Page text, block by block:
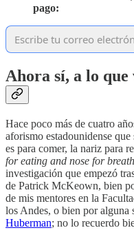
pago:
Ahora sí, a lo que
Hace poco más de cuatro
aforismo estadounidense
es para comer, la nariz para
for eating and nose for
investigación que empezó
de Patrick McKeown, bien
de mis mentores en la
los Andes, o bien por alguna
Huberman; no lo recuerdo